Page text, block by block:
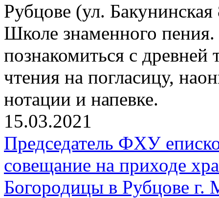
Рубцове (ул.
Школе знаменного
познакомиться с древней
чтения на погласицу,
нотации и напевке.
15.03.2021
Председатель ФХУ
совещание на приходе
Богородицы в Рубцове г.